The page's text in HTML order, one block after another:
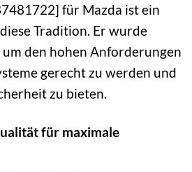
für Mazda ist ein
Tradition. Er wurde
den hohen Anforderungen
gerecht zu werden und
zu bieten.
für maximale